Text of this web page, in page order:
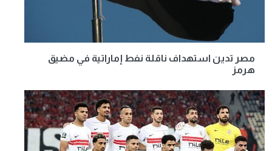
مصر تدين استهداف ناقلة نفط إماراتية في مضيق
هرمز